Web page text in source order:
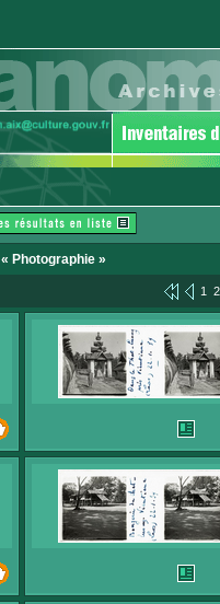
« Photographie »
1 2